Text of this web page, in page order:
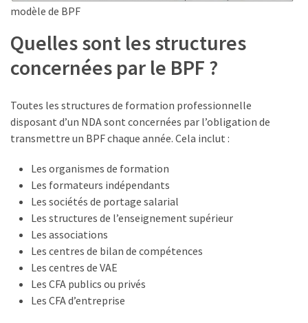
Sénat
sur
CPF
les
chiffres
tout
DRH
devrait
retenir
pour
2027
MOST
modèle de BPF
Quelles sont les structures
concernées par le BPF ?
Toutes les structures de formation professionnelle
disposant d’un NDA sont concernées par l’obligation de
transmettre un BPF chaque année. Cela inclut :
Les organismes de formation
Les formateurs indépendants
Les sociétés de portage salarial
Les structures de l’enseignement supérieur
Les associations
Les centres de bilan de compétences
Les centres de VAE
Les CFA publics ou privés
Les CFA d’entreprise